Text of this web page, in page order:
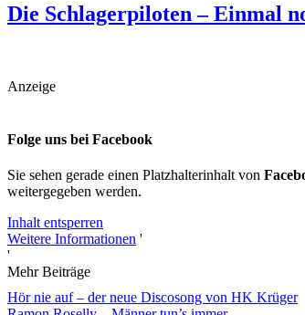
Die Schlagerpiloten – Einmal
Anzeige
Folge uns bei Facebook
Sie sehen gerade einen Platzhalterinhalt von
weitergegeben werden.
Inhalt entsperren
Weitere Informationen '
'
Mehr Beiträge
Hör nie auf – der neue Discosong von HK Krüger